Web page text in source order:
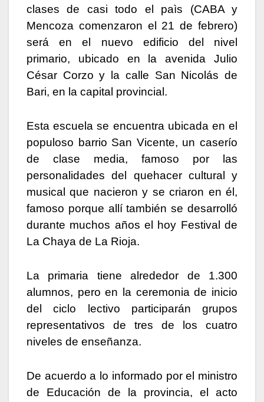
clases de casi todo el paìs (CABA y
Mencoza comenzaron el 21 de febrero)
será en el nuevo edificio del nivel
primario, ubicado en la avenida Julio
César Corzo y la calle San Nicolás de
Bari, en la capital provincial.
Esta escuela se encuentra ubicada en el
populoso barrio San Vicente, un caserío
de clase media, famoso por las
personalidades del quehacer cultural y
musical que nacieron y se criaron en él,
famoso porque allí también se desarrolló
durante muchos años el hoy Festival de
La Chaya de La Rioja.
La primaria tiene alrededor de 1.300
alumnos, pero en la ceremonia de inicio
del ciclo lectivo participarán grupos
representativos de tres de los cuatro
niveles de enseñanza.
De acuerdo a lo informado por el ministro
de Educación de la provincia, el acto